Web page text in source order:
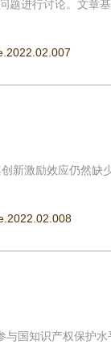
题进行讨论。文章
新激励效应仍然缺
国知识产权保护